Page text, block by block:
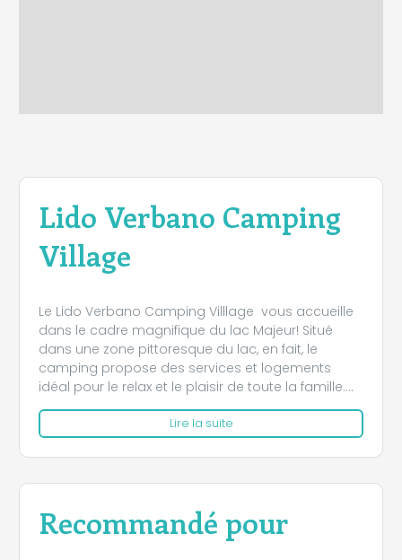
Lido Verbano Camping
Village
Le Lido Verbano Camping Villlage vous accueille
dans le cadre magnifique du lac Majeur! Situé
dans une zone pittoresque du lac, en fait, le
camping propose des services et logements
idéal pour le relax et le plaisir de toute la famille.
De bungalows, maisons mobiles et places de
repos, chaque client bénéficiera d'un espace
privé grande et isolé, pour être en mesure de vivre
ses vacances au bord du lac en total relax! Le
Camping Lido Verbano est aujourd'hui un des
aux nombreux services qu'elle offre à ses clients
comme un accès direct à la plage privée, aire de
Lire la suite
Recommandé pour